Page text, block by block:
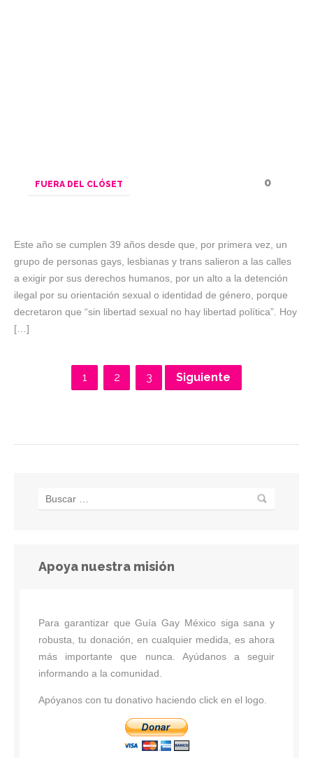
FUERA DEL CLÓSET 0
Este año se cumplen 39 años desde que, por primera vez, un
grupo de personas gays, lesbianas y trans salieron a las calles
a exigir por sus derechos humanos, por un alto a la detención
ilegal por su orientación sexual o identidad de género, porque
decretaron que “sin libertad sexual no hay libertad política”. Hoy
[…]
1 2 3 Siguiente
Apoya nuestra misión
Para garantizar que Guía Gay México siga sana y
robusta, tu donación, en cualquier medida, es ahora
más importante que nunca. Ayúdanos a seguir
informando a la comunidad.
Apóyanos con tu donativo haciendo click en el logo.